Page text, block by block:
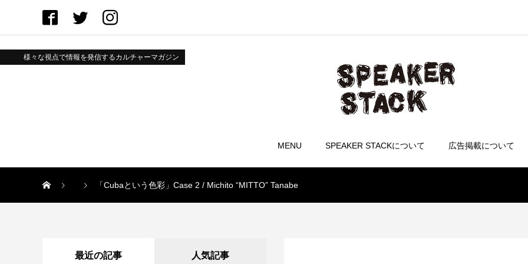
様々な視点で情報を発信するカルチャーマガジン
MENU SPEAKER STACKについて 広告掲載について
「Cubaという色彩」Case 2 / Michito “MITTO” Tanabe
最近の記事 人気記事